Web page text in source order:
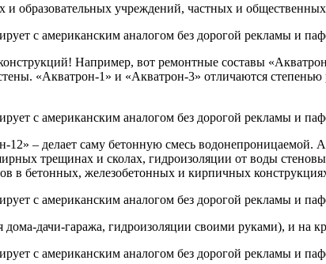
и образовательных учреждений, частных и
Например, вот ремонтные составы
«Акватрон-1» и «Акватрон-3» отличаются
– делает саму бетонную смесь водонепроницаемой.
трещинах и сколах, гидроизоляции от воды
в бетонных, железобетонных и кирпичных
дачи-гаража, гидроизоляции своими руками), и на